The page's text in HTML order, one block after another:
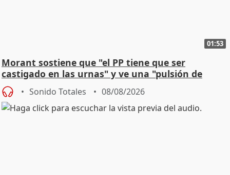
01:53
Morant sostiene que "el PP tiene que ser
castigado en las urnas" y ve una "pulsión de
cambio"
Sonido Totales 08/08/2026